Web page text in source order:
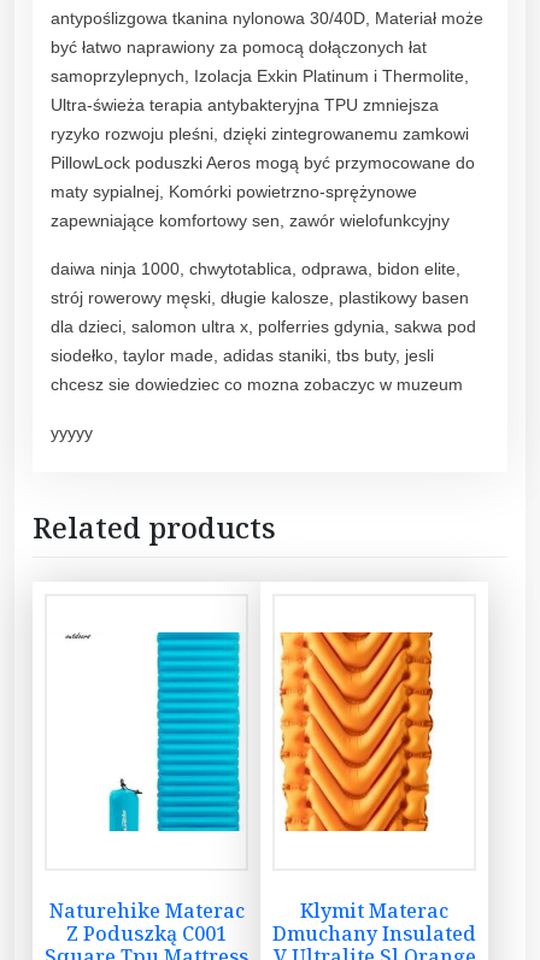
antypoślizgowa tkanina nylonowa 30/40D, Materiał może
być łatwo naprawiony za pomocą dołączonych łat
samoprzylepnych, Izolacja Exkin Platinum i Thermolite,
Ultra-świeża terapia antybakteryjna TPU zmniejsza
ryzyko rozwoju pleśni, dzięki zintegrowanemu zamkowi
PillowLock poduszki Aeros mogą być przymocowane do
maty sypialnej, Komórki powietrzno-sprężynowe
zapewniające komfortowy sen, zawór wielofunkcyjny
daiwa ninja 1000, chwytotablica, odprawa, bidon elite,
strój rowerowy męski, długie kalosze, plastikowy basen
dla dzieci, salomon ultra x, polferries gdynia, sakwa pod
siodełko, taylor made, adidas staniki, tbs buty, jesli
chcesz sie dowiedziec co mozna zobaczyc w muzeum
yyyyy
Related products
Naturehike Materac
Z Poduszką C001
Klymit Materac
Dmuchany Insulated